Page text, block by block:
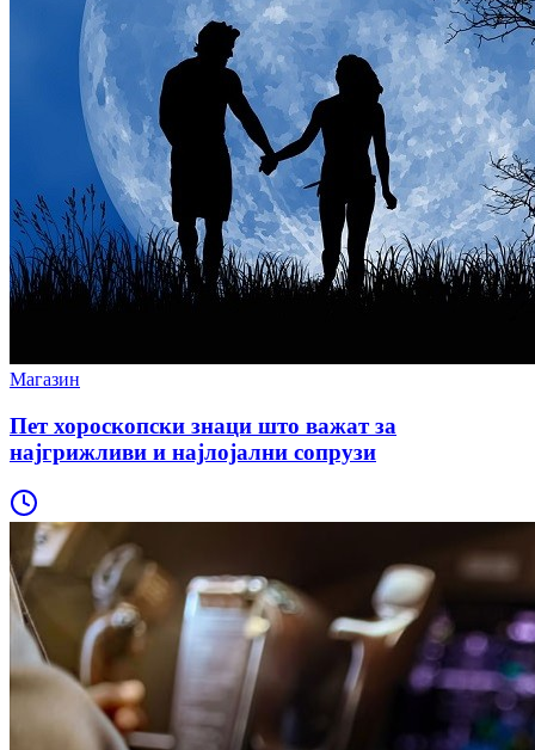
Магазин
Пет хороскопски знаци што важат за
најгрижливи и најлојални сопрузи